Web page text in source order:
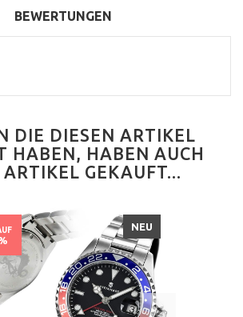
BEWERTUNGEN
DIE DIESEN ARTIKEL
HABEN, HABEN AUCH
ARTIKEL GEKAUFT...
NEU